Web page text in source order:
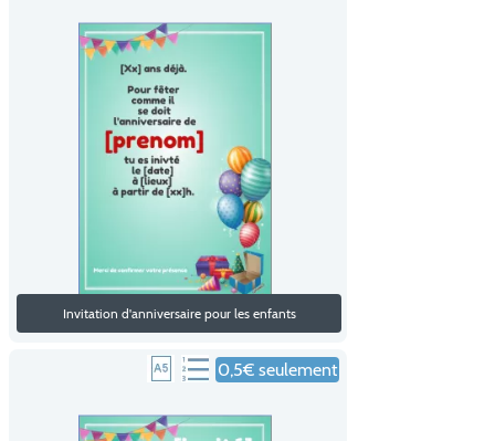
Invitation d'anniversaire pour les enfants
0,5€ seulement